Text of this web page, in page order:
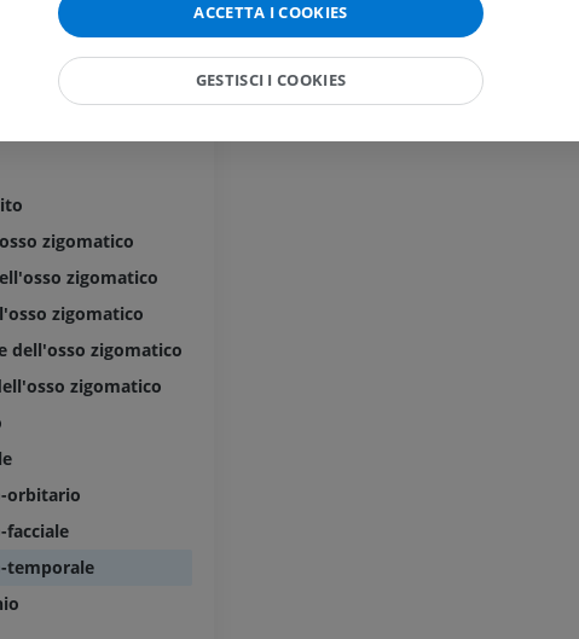
zigomatico
zigomatico
zigomatico
dell'osso zigomatico
zigomatico
orbitario
facciale
temporale
Arteriografia dell'arto
fotografie
PREMIUM
RMN dell’avampiede
ACCETTA I COOKIES
GESTISCI I COOKIES